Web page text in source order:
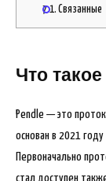
7.1. Связанные
Что такое
Pendle — это
основан в 2021
Первоначально
стал доступен